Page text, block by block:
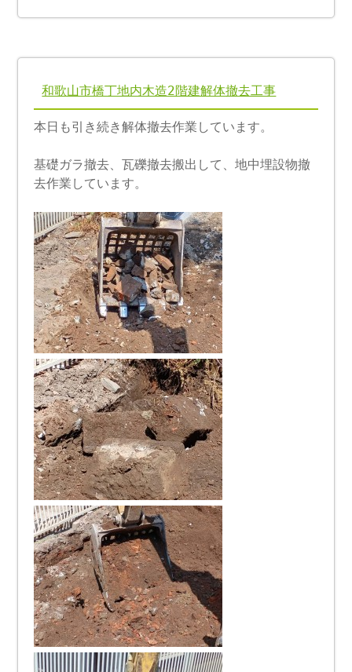
和歌山市橋丁地内木造2階建解体撤去工事
本日も引き続き解体撤去作業しています。
基礎ガラ撤去、瓦礫撤去搬出して、地中埋設物撤
去作業しています。